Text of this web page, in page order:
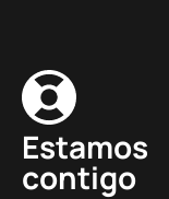
Estamos
contigo